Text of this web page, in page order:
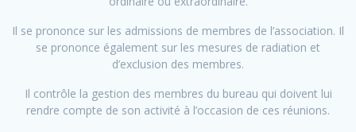
Il se prononce sur les admissions de membres de l’association. Il
se prononce également sur les mesures de radiation et
d’exclusion des membres.
Il contrôle la gestion des membres du bureau qui doivent lui
rendre compte de son activité à l’occasion de ces réunions.